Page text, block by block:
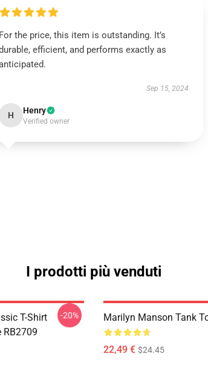
For the price, this item is outstanding. It’s
efficient, and performs exactly as
Sep 15, 2024
H Henry
Verified owner
I prodotti più venduti
T-Shirt
RB2709
-20% Marilyn Manson Tank
22,49 € $24.45